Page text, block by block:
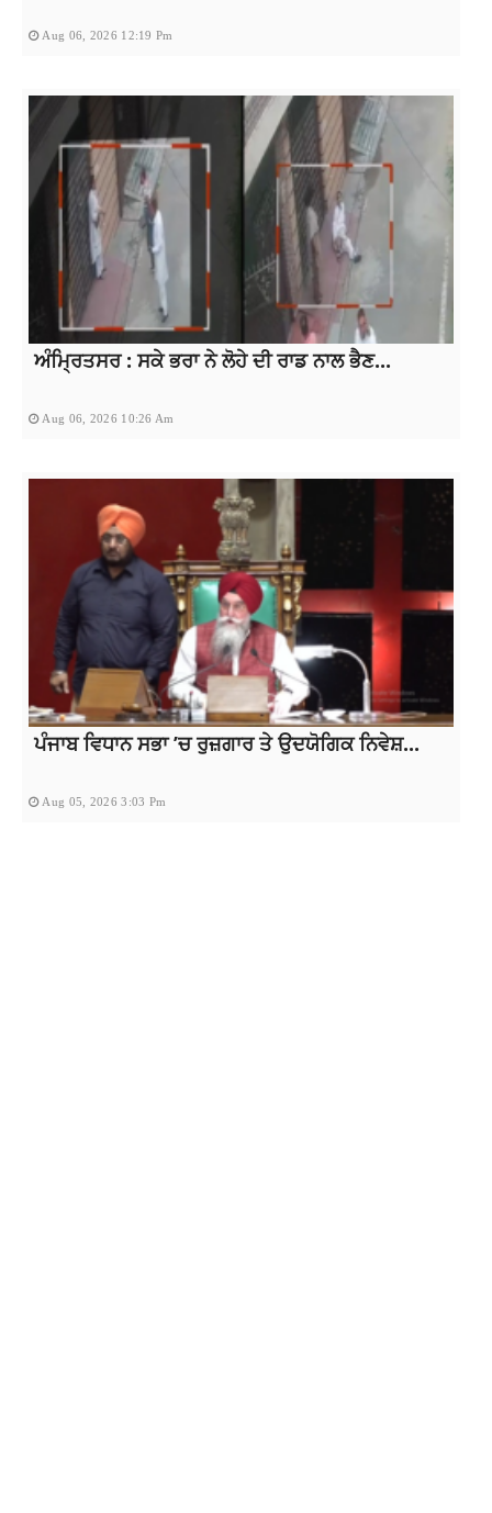
Aug 06, 2026 12:19 Pm
ਅੰਮ੍ਰਿਤਸਰ : ਸਕੇ ਭਰਾ ਨੇ ਲੋਹੇ ਦੀ ਰਾਡ ਨਾਲ ਭੈਣ...
Aug 06, 2026 10:26 Am
ਪੰਜਾਬ ਵਿਧਾਨ ਸਭਾ ’ਚ ਰੁਜ਼ਗਾਰ ਤੇ ਉਦਯੋਗਿਕ ਨਿਵੇਸ਼...
Aug 05, 2026 3:03 Pm